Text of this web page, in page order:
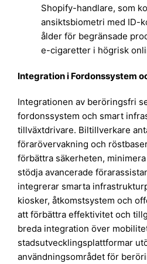
Shopify-handlare, som
ansiktsbiometri med ID-
ålder för begränsade
e-cigaretter i högrisk
Integration i Fordonssystem
Integrationen av beröringsfri
fordonssystem och smart
tillväxtdrivare. Biltillverkare
förarövervakning och
förbättra säkerheten,
stödja avancerade
integrerar smarta
kiosker, åtkomstsystem och
att förbättra effektivitet och
breda integration över
stadsutvecklingsplattformar
användningsområdet för